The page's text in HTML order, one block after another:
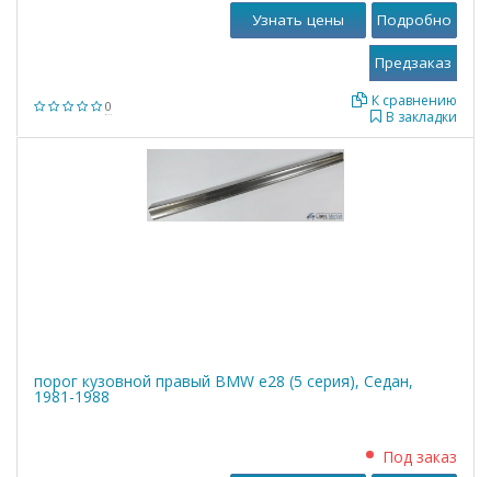
0
В закладки
К сравнению
Узнать цены Подробно
порог кузовной правый BMW е28 (5 серия), Седан,
1981-1988
Под заказ